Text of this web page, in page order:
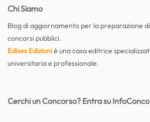
Chi Siamo
Blog di aggiornamento per la preparazione
concorsi pubblici.
Edises Edizioniè una casa editrice
universitaria e professionale.
Cerchi un Concorso? Entra su